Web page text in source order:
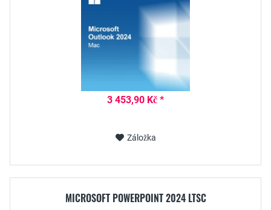
3 453,90 Kč *
Záložka
MICROSOFT POWERPOINT 2024 LTSC